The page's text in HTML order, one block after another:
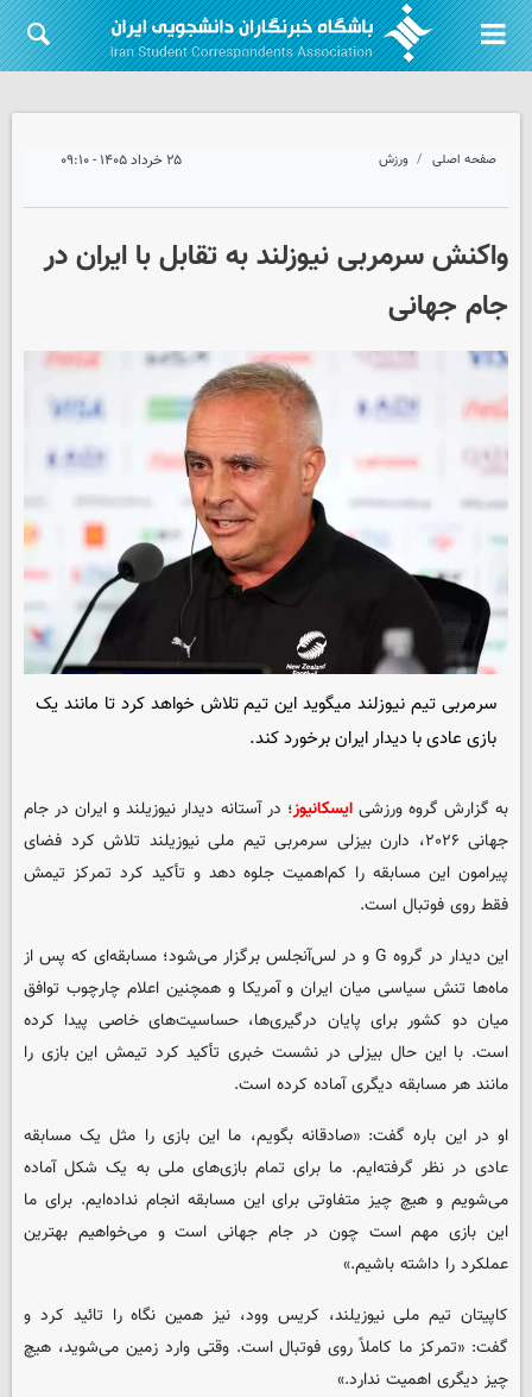
صفحه اصلی ورزش ۲۵ خرداد ۱۴۰۵ - ۰۹:۱۰
واکنش سرمربی نیوزلند به تقابل با ایران در
جام جهانی
سرمربی تیم نیوزلند میگوید این تیم تلاش خواهد کرد تا مانند یک
بازی عادی با دیدار ایران برخورد کند.
به گزارش گروه ورزشیایسکانیوز؛ در آستانه دیدار نیوزیلند و ایران در جام
جهانی ۲۰۲۶، دارن بیزلی سرمربی تیم ملی نیوزیلند تلاش کرد فضای
پیرامون این مسابقه را کم‌اهمیت جلوه دهد و تأکید کرد تمرکز تیمش
فقط روی فوتبال است.
این دیدار در گروه G و در لس‌آنجلس برگزار می‌شود؛ مسابقه‌ای که پس از
ماه‌ها تنش سیاسی میان ایران و آمریکا و همچنین اعلام چارچوب توافق
میان دو کشور برای پایان درگیری‌ها، حساسیت‌های خاصی پیدا کرده
است. با این حال بیزلی در نشست خبری تأکید کرد تیمش این بازی را
مانند هر مسابقه دیگری آماده کرده است.
او در این باره گفت: «صادقانه بگویم، ما این بازی را مثل یک مسابقه
عادی در نظر گرفته‌ایم. ما برای تمام بازی‌های ملی به یک شکل آماده
می‌شویم و هیچ چیز متفاوتی برای این مسابقه انجام نداده‌ایم. برای ما
این بازی مهم است چون در جام جهانی است و می‌خواهیم بهترین
عملکرد را داشته باشیم.»
کاپیتان تیم ملی نیوزیلند، کریس وود، نیز همین نگاه را تائید کرد و
گفت: «تمرکز ما کاملاً روی فوتبال است. وقتی وارد زمین می‌شوید، هیچ
چیز دیگری اهمیت ندارد.»